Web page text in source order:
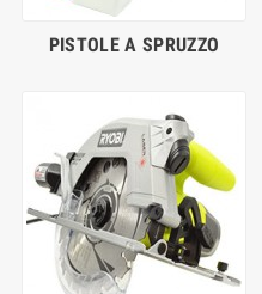
PISTOLE A SPRUZZO